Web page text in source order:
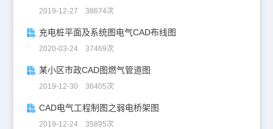
2019-12-27 38674次
充电桩平面及系统图电气CAD布线图
2020-03-24 37469次
某小区市政CAD图燃气管道图
2019-12-30 36405次
CAD电气工程制图之弱电桥架图
2019-12-24 35895次